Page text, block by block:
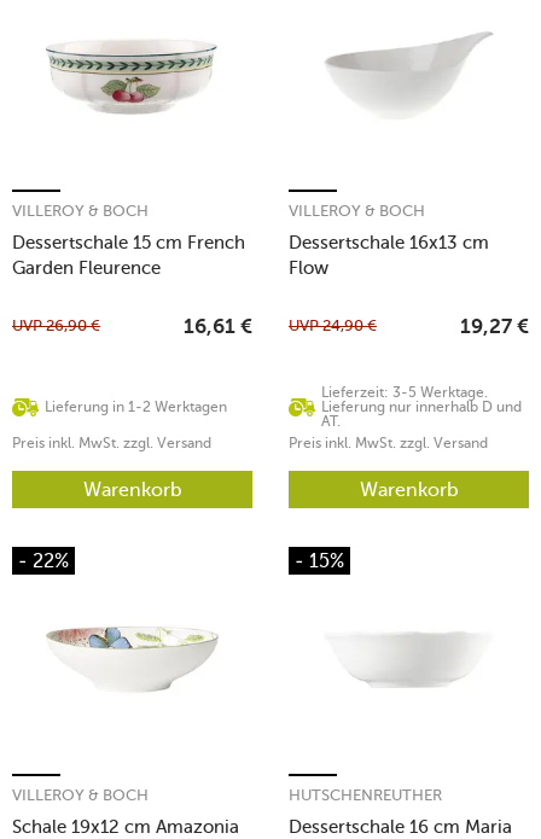
Dessertschale 15 cm French
Garden Fleurence
VILLEROY & BOCH
Lieferung in 1-2 Werktagen
UVP26,90 € 16,61 €
Preis inkl. MwSt. zzgl. Versand
Warenkorb
Dessertschale 16x13 cm
Flow
VILLEROY & BOCH
Lieferzeit: 3-5 Werktage.
Lieferung nur innerhalb D und
AT.
UVP24,90 € 19,27 €
Preis inkl. MwSt. zzgl. Versand
Warenkorb
- 22%
Schale 19x12 cm Amazonia
VILLEROY & BOCH
- 15%
Dessertschale 16 cm Maria
HUTSCHENREUTHER